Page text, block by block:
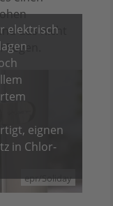
das nicht
epr/Soliday
elektrisch
eignen
in Chlor-